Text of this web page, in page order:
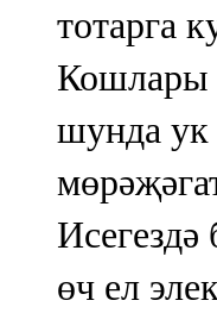
тотарга
Кошлары
шунда ук
Исегездә
өч ел